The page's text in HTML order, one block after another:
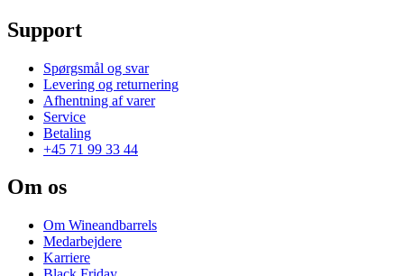
Support
Spørgsmål og svar
Levering og returnering
Afhentning af varer
Service
Betaling
+45 71 99 33 44
Om os
Om Wineandbarrels
Medarbejdere
Karriere